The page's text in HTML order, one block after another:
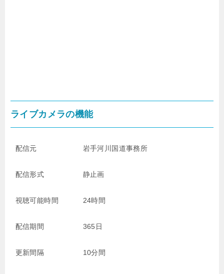
ライブカメラの機能
配信元 岩手河川国道事務所
配信形式 静止画
視聴可能時間 24時間
配信期間 365日
更新間隔 10分間